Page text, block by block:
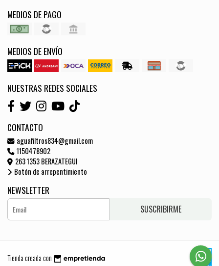
MEDIOS DE PAGO
MEDIOS DE ENVÍO
NUESTRAS REDES SOCIALES
CONTACTO
aguafiltros834@gmail.com
1150478902
263 1353 BERAZATEGUI
Botón de arrepentimiento
NEWSLETTER
SUSCRIBIRME
Tienda creada con